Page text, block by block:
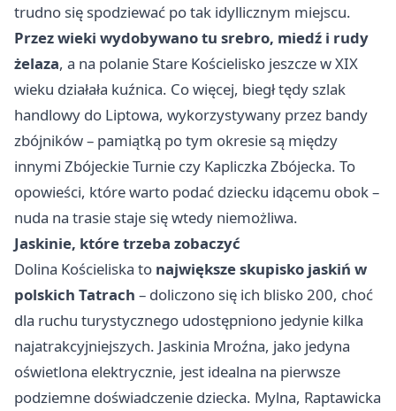
trudno się spodziewać po tak idyllicznym miejscu.
Przez wieki wydobywano tu srebro, miedź i rudy
żelaza, a na polanie Stare Kościelisko jeszcze w XIX
wieku działała kuźnica. Co więcej, biegł tędy szlak
handlowy do Liptowa, wykorzystywany przez bandy
zbójników – pamiątką po tym okresie są między
innymi Zbójeckie Turnie czy Kapliczka Zbójecka. To
opowieści, które warto podać dziecku idącemu obok –
nuda na trasie staje się wtedy niemożliwa.
Jaskinie, które trzeba zobaczyć
Dolina Kościeliska to największe skupisko jaskiń w
polskich Tatrach – doliczono się ich blisko 200, choć
dla ruchu turystycznego udostępniono jedynie kilka
najatrakcyjniejszych. Jaskinia Mroźna, jako jedyna
oświetlona elektrycznie, jest idealna na pierwsze
podziemne doświadczenie dziecka. Mylna, Raptawicka